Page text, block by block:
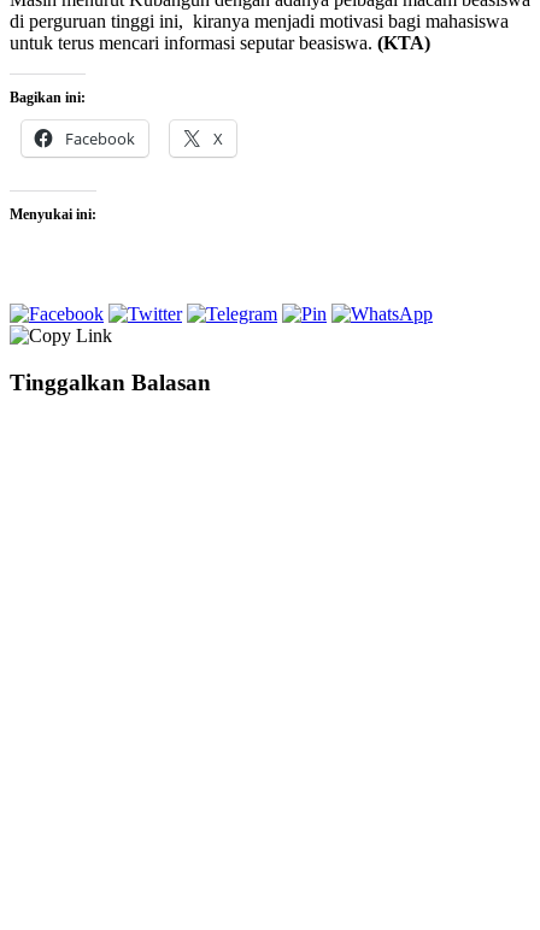
di perguruan tinggi ini, kiranya menjadi motivasi bagi mahasiswa
untuk terus mencari informasi seputar beasiswa. (KTA)
Bagikan ini:
Facebook X
Menyukai ini:
Tinggalkan Balasan